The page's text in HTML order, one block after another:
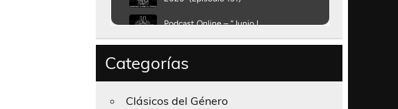
Categorías
Clásicos del Género